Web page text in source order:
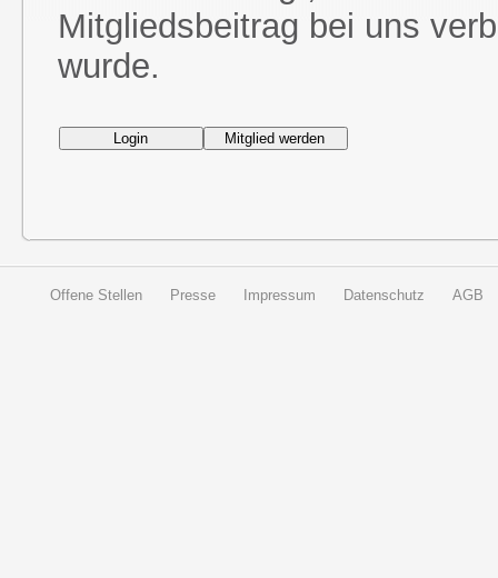
Mitgliedsbeitrag bei uns
wurde.
Offene Stellen Presse Impressum Datenschutz AGB